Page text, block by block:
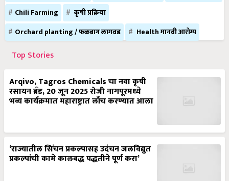
Chili Farming
कृषी प्रक्रिया
Orchard planting / फळबाग लागवड
Health मानवी आरोग्य
Top Stories
Arqivo, Tagros Chemicals चा नवा कृषी
रसायन ब्रँड, 20 जून 2025 रोजी नागपूरमध्ये
भव्य कार्यक्रमात महाराष्ट्रात लाँच करण्यात आला
‘राज्यातील सिंचन प्रकल्पासह उदंचन जलविद्युत
प्रकल्पांची कामे कालबद्ध पद्धतीने पूर्ण करा’